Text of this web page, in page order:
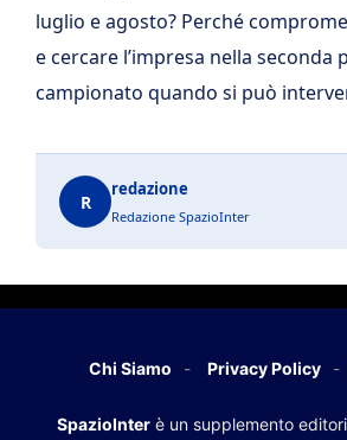
luglio e agosto? Perché
e cercare l’impresa nella seconda
campionato quando si può
R
redazione
Redazione SpazioInter
Chi Siamo Privacy Policy
SpazioInter è un supplemento